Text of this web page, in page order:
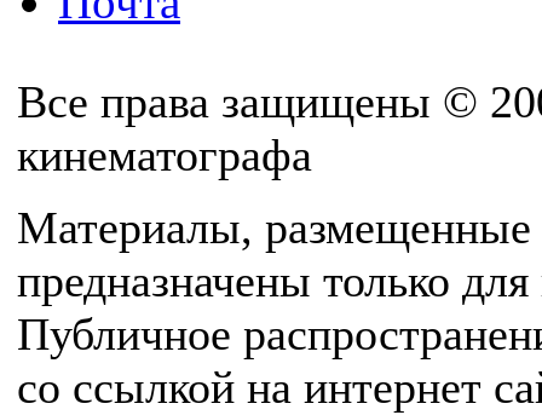
Все права защищены ©
кинематографа
Материалы, размещенные
предназначены только
Публичное
со ссылкой на интернет